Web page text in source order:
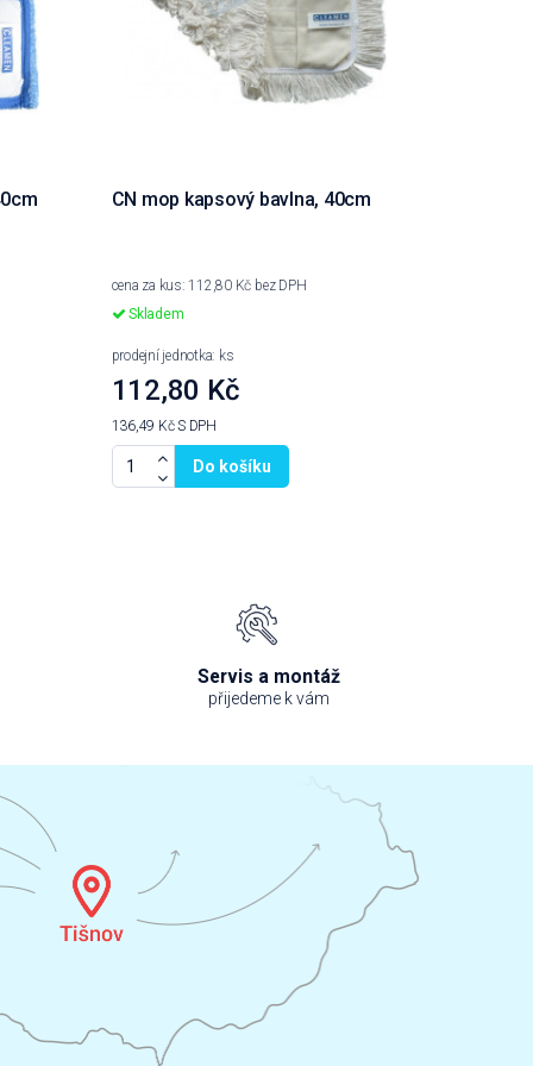
CN mop kapsový bavlna, 40cm
cena za kus: 112,80 Kč bez DPH
Skladem
prodejní jednotka: ks
112,80 Kč
136,49 KčS DPH
Do košíku
Servis a montáž
přijedeme k vám